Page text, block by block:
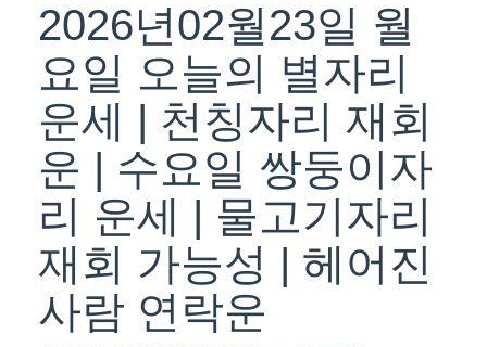
2026년02월23일 월
요일 오늘의 별자리
운세 | 천칭자리 재회
운 | 수요일 쌍둥이자
리 운세 | 물고기자리
재회 가능성 | 헤어진
사람 연락운